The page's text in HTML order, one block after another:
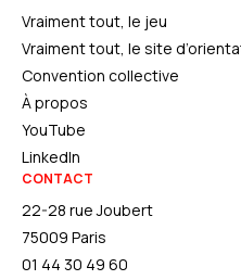
Vraiment tout, le jeu
Vraiment tout, le site
Convention collective
À propos
YouTube
LinkedIn
CONTACT
22-28 rue Joubert
75009 Paris
01 44 30 49 60